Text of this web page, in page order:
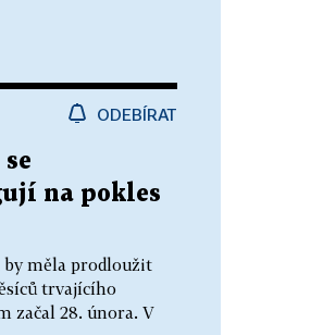
ODEBÍRAT
na pokles
by měla prodloužit
trvajícího
začal 28. února. V